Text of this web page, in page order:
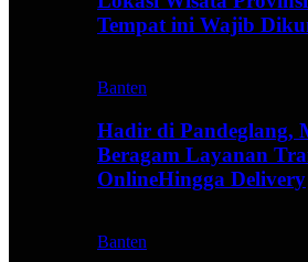
Tempat ini Wajib
Banten
Hadir di Pandeglang,
Beragam Layanan
OnlineHingga Delivery
Banten